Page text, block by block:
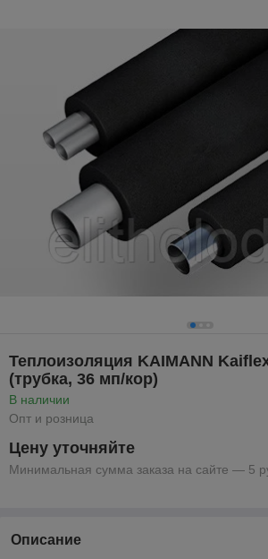
Теплоизоляция KAIMANN
(трубка, 36 мп/кор)
В наличии
Опт и розница
Цену уточняйте
Минимальная сумма заказа на сайте — 5
Описание